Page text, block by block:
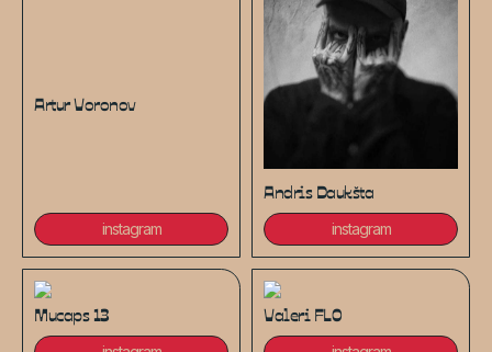
Artur Voronov
instagram
Andris Daukšta
instagram
Mucaps 13 Valeri FL0